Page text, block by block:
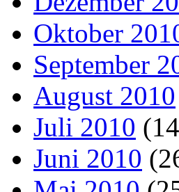
Oktober
September
August 2010
Juli 2010
Juni 2010